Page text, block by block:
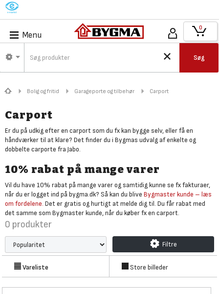
M
Menu
Søg
0
Bolig og fritid Garageporte og tilbehør Carport
Carport
Er du på udkig efter en carport som du fx kan bygge selv, eller få en
håndværker til at klare? Det finder du i Bygmas udvalg af enkelte og
dobbelte carporte fra Jabo.
10% rabat på mange varer
Vil du have 10% rabat på mange varer og samtidig kunne se fx fakturaer,
når du er logget ind på bygma.dk? Så kan du blive Bygmaster kunde – læs
om fordelene. Det er gratis og hurtigt at melde dig til. Du får rabat med
det samme som Bygmaster kunde, når du køber fx en carport.
0 produkter
Filtre
Vareliste Store billeder